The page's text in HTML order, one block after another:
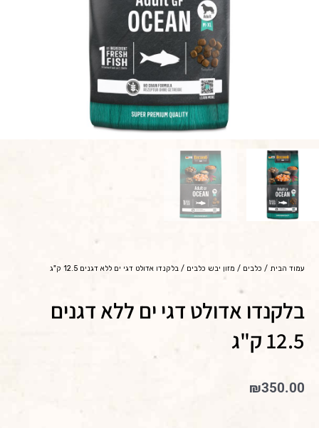
עמוד הבית / כלבים / מזון יבש כלבים / בלקנדו אדולט דגי ים ללא דגנים 12.5 ק"ג
בלקנדו אדולט דגי ים ללא דגנים
12.5 ק"ג
₪350.00